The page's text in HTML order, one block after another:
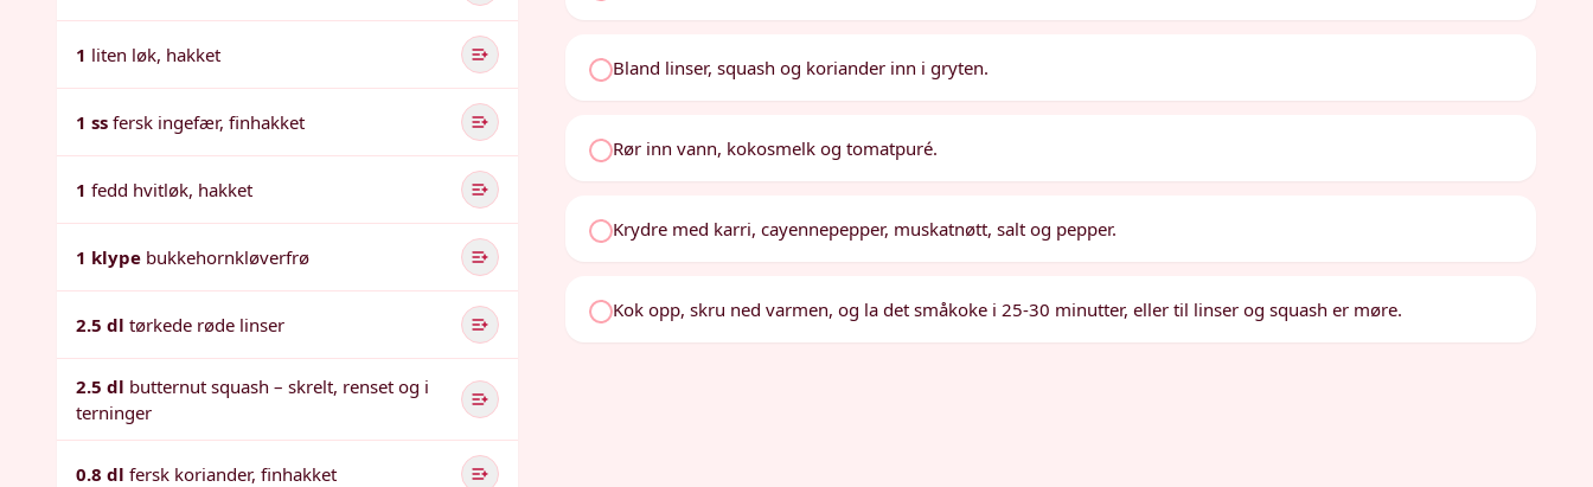
1 liten løk, hakket
1 ss fersk ingefær, finhakket
1 fedd hvitløk, hakket
1 klype bukkehornkløverfrø
2.5 dl tørkede røde linser
2.5 dl butternut squash – skrelt, renset og i
terninger
0.8 dl fersk koriander, finhakket
Bland linser, squash og koriander inn i gryten.
Rør inn vann, kokosmelk og tomatpuré.
Krydre med karri, cayennepepper, muskatnøtt, salt og pepper.
Kok opp, skru ned varmen, og la det småkoke i 25-30 minutter, eller til linser og squash er møre.